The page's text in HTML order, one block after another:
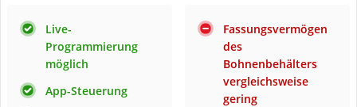
Live-
Programmierung
möglich
App-Steuerung
Fassungsvermögen
des
Bohnenbehälters
vergleichsweise
gering